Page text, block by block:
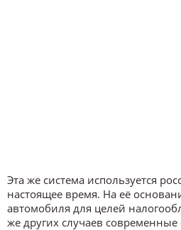
Эта же система используется
настоящее время. На её
автомобиля для целей
же других случаев